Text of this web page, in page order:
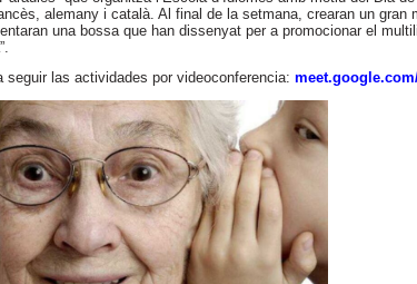
alemany i català. Al final de la setmana, crearan un gran
una bossa que han dissenyat per a promocionar el
las actividades por videoconferencia: